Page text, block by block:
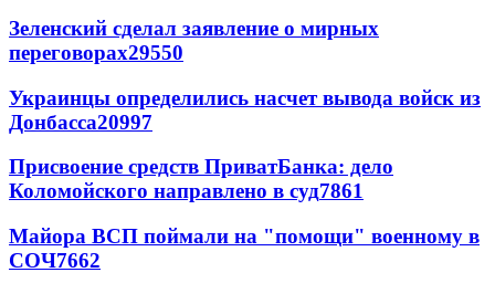
Зеленский сделал заявление о мирных
переговорах29550
Украинцы определились насчет вывода войск из
Донбасса20997
Присвоение средств ПриватБанка: дело
Коломойского направлено в суд7861
Майора ВСП поймали на "помощи" военному в
СОЧ7662